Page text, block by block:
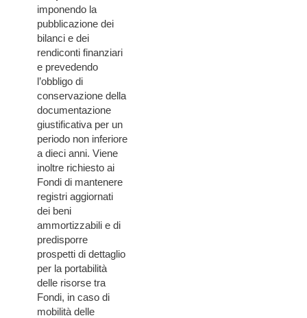
imponendo la
pubblicazione dei
bilanci e dei
rendiconti finanziari
e prevedendo
l’obbligo di
conservazione della
documentazione
giustificativa per un
periodo non inferiore
a dieci anni. Viene
inoltre richiesto ai
Fondi di mantenere
registri aggiornati
dei beni
ammortizzabili e di
predisporre
prospetti di dettaglio
per la portabilità
delle risorse tra
Fondi, in caso di
mobilità delle